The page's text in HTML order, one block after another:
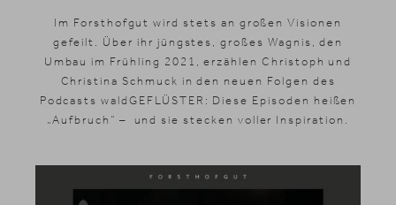
Im Forsthofgut wird stets an großen Visionen
gefeilt. Über ihr jüngstes, großes Wagnis, den
Umbau im Frühling 2021, erzählen Christoph und
Christina Schmuck in den neuen Folgen des
Podcasts waldGEFLÜSTER: Diese Episoden heißen
„Aufbruch“ – und sie stecken voller Inspiration.